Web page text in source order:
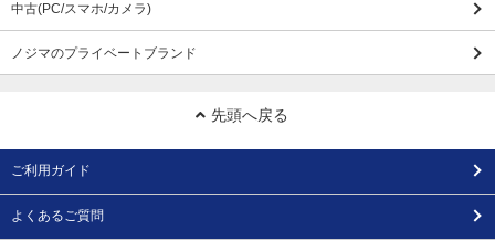
中古(PC/スマホ/カメラ)
ノジマのプライベートブランド
先頭へ戻る
ご利用ガイド
よくあるご質問